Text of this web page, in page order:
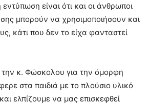
είναι ότι και οι άνθρωποι
μπορούν να χρησιμοποιήσουν και
κάτι που δεν το είχα φανταστεί
κ. Φώσκολου για την όμορφη
στα παιδιά με το πλούσιο υλικό
ελπίζουμε να μας επισκεφθεί